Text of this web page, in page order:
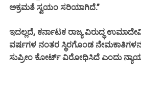
ಅಕ್ರಮತೆ ಸ್ವಯಂ ಸರಿಯಾಗಿದೆ.”
ಇದಲ್ಲದೆ, ಕರ್ನಾಟಕ ರಾಜ್ಯ ವಿರುದ್ಧ
ವರ್ಷಗಳ ನಂತರ ಸ್ಥಿರಗೊಂಡ
ಸುಪ್ರೀಂ ಕೋರ್ಟ್ ವಿರೋಧಿಸಿದೆ ಎಂದು